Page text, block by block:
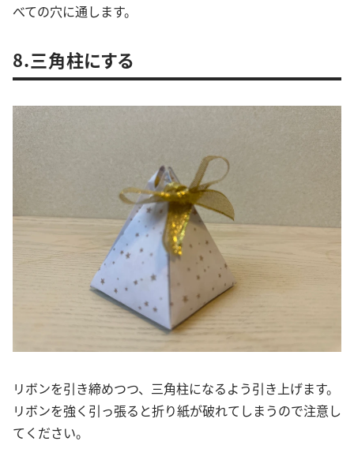
べての穴に通します。
8.三角柱にする
リボンを引き締めつつ、三角柱になるよう引き上げます。
リボンを強く引っ張ると折り紙が破れてしまうので注意し
てください。